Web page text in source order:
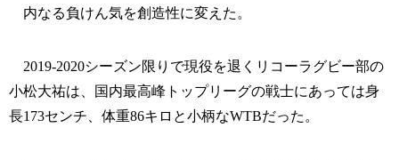
内なる負けん気を創造性に変えた。
2019-2020シーズン限りで現役を退くリコーラグビー部の
小松大祐は、国内最高峰トップリーグの戦士にあっては身
長173センチ、体重86キロと小柄なWTBだった。